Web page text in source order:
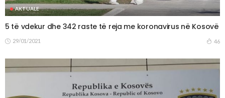
AKTUALE
5 të vdekur dhe 342 raste të reja me koronavirus në Kosovë
29/01/2021 46